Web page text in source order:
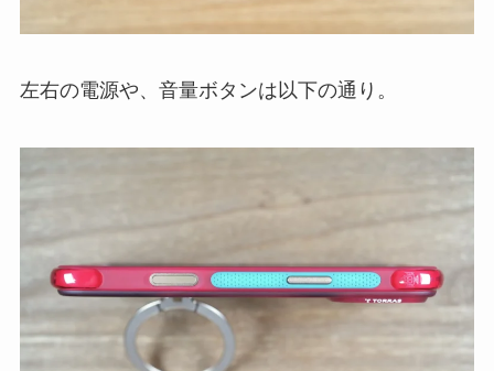
左右の電源や、音量ボタンは以下の通り。